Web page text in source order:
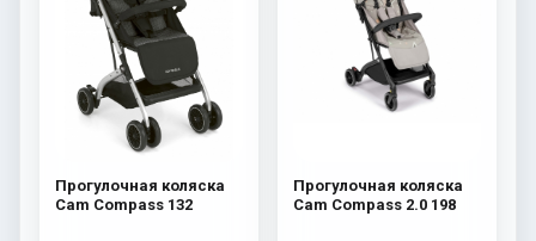
Прогулочная коляска
Cam Compass 132
Прогулочная коляска
Cam Compass 2.0 198